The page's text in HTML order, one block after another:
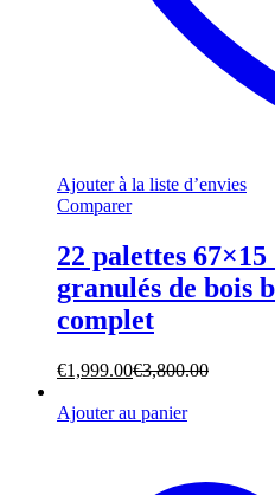
Ajouter à la liste d’envies
Comparer
22 palettes
granulés de bois
complet
€1,999.00€3,800.00
Ajouter au panier